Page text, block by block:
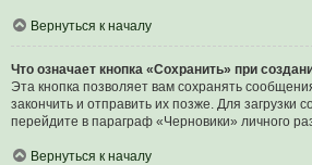
Вернуться к началу
Что означает кнопка «Сохранить» при
Эта кнопка позволяет вам сохранять
закончить и отправить их позже. Для загрузки
перейдите в параграф «Черновики» личного
Вернуться к началу